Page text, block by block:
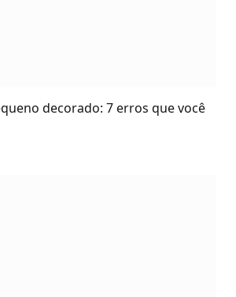
decorado: 7 erros que você